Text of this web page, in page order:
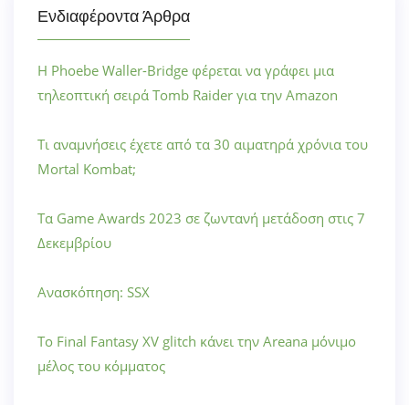
Ενδιαφέροντα Άρθρα
Η Phoebe Waller-Bridge φέρεται να γράφει μια
τηλεοπτική σειρά Tomb Raider για την Amazon
Τι αναμνήσεις έχετε από τα 30 αιματηρά χρόνια του
Mortal Kombat;
Τα Game Awards 2023 σε ζωντανή μετάδοση στις 7
Δεκεμβρίου
Ανασκόπηση: SSX
Το Final Fantasy XV glitch κάνει την Areana μόνιμο
μέλος του κόμματος